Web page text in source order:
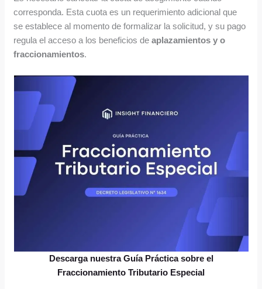
corresponda. Esta cuota es un requerimiento adicional que
se establece al momento de formalizar la solicitud, y su pago
regula el acceso a los beneficios deaplazamientos y o
fraccionamientos.
Descarga nuestra Guía Práctica sobre el
Fraccionamiento Tributario Especial